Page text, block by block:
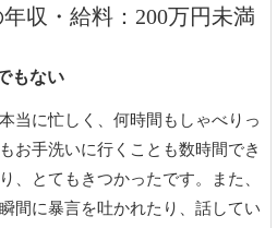
収・給料：200万円未満
もない
当に忙しく、何時間もしゃべりっ
お手洗いに行くことも数時間でき
、とてもきつかったです。また、
間に暴言を吐かれたり、話してい